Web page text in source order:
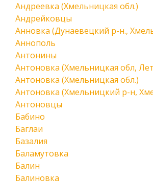
Андреевка (Хмельницкая обл.)
Андрейковцы
Анновка (Дунаевецкий р-н.,
Аннополь
Антонины
Антоновка (Хмельницкая обл,
Антоновка (Хмельницкая обл.)
Антоновка (Хмельницкий р-н,
Антоновцы
Бабино
Баглаи
Базалия
Баламутовка
Балин
Балиновка